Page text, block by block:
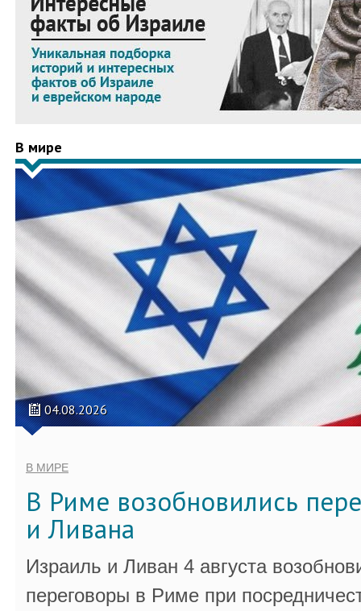
В мире
04.08.2026
В МИРЕ
В Риме возобновились
и Ливана
Израиль и Ливан 4 августа
переговоры в Риме при